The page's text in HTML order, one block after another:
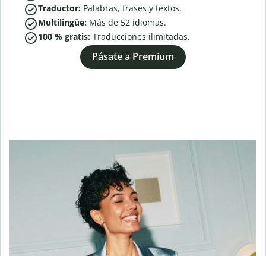
Traductor: Palabras, frases y textos.
Multilingüe: Más de 52 idiomas.
100 % gratis: Traducciones ilimitadas.
Pásate a Premium